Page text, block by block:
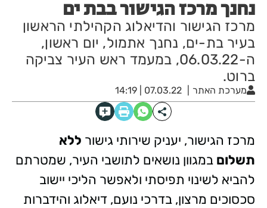
נחנך מרכז הגישור בבת ים
מרכז הגישור והדיאלוג הקהילתי הראשון
בעיר בת-ים, נחנך אתמול, יום ראשון,
ה-06.03.22, במעמד ראש העיר צביקה
ברוט.
מערכת האתר 07.03.22 | 14:19
מרכז הגישור, יעניק שירותי גישור ללא
תשלום במגוון נושאים לתושבי העיר, שמטרתם
להביא לשינוי תפיסתי ולאפשר הליכי יישוב
סכסוכים מרצון, בדרכי נועם, דיאלוג והידברות